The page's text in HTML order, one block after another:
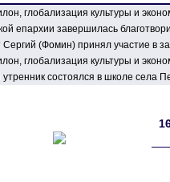
глобализация культуры и
епархии завершилась
(Фомин) принял участие в
глобализация культуры и
утренник состоялся в школе села